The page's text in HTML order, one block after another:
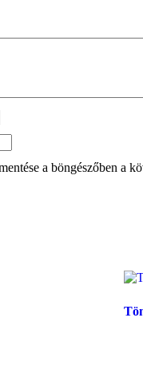
a böngészőben a